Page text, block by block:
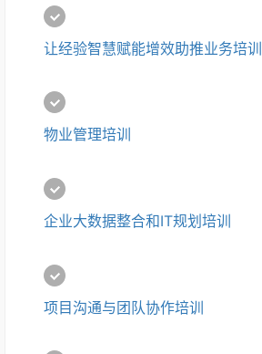
让经验智慧赋能增效助推业务培训
物业管理培训
企业大数据整合和IT规划培训
项目沟通与团队协作培训